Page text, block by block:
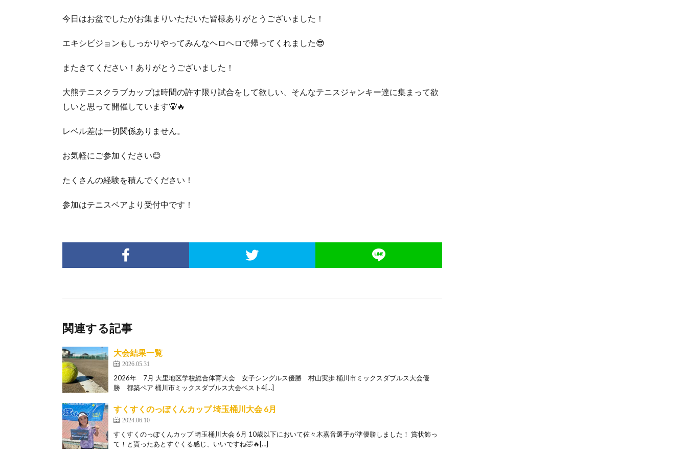
今日はお盆でしたがお集まりいただいた皆様ありがとうございました！
エキシビジョンもしっかりやってみんなヘロヘロで帰ってくれました😎
またきてください！ありがとうございました！
大熊テニスクラブカップは時間の許す限り試合をして欲しい、そんなテニスジャンキー達に集まって欲
しいと思って開催しています🐻🔥
レベル差は一切関係ありません。
お気軽にご参加ください😊
たくさんの経験を積んでください！
参加はテニスベアより受付中です！
関連する記事
大会結果一覧
2026.05.31
2026年 7月 大里地区学校総合体育大会 女子シングルス優勝 村山実歩 桶川市ミックスダブルス大会優
勝 都築ペア 桶川市ミックスダブルス大会ベスト4[…]
すくすくのっぽくんカップ 埼玉桶川大会 6月
2024.06.10
すくすくのっぽくんカップ 埼玉桶川大会 6月 10歳以下において佐々木嘉音選手が準優勝しました！ 賞状飾っ
て！と貰ったあとすぐくる感じ、いいですね🤣🔥[…]